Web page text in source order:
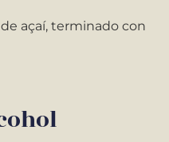
açaí, terminado con